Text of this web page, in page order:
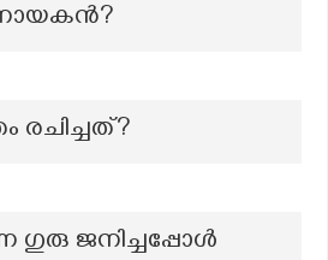
രചിച്ചത്?
ഗുരു ജനിച്ചപ്പോൾ